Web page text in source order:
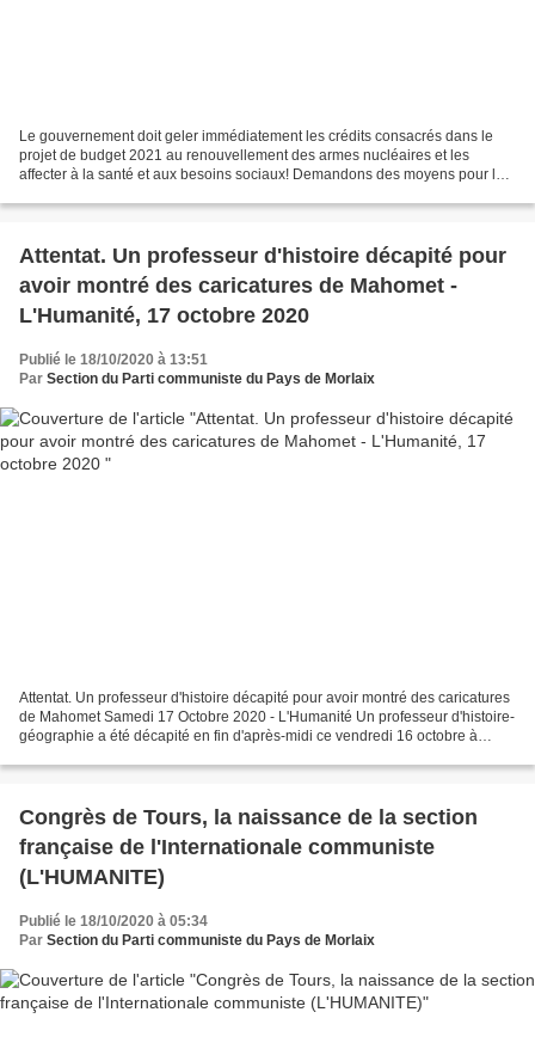
Le gouvernement doit geler immédiatement les crédits consacrés dans le
projet de budget 2021 au renouvellement des armes nucléaires et les
affecter à la santé et aux besoins sociaux! Demandons des moyens pour les
Attentat. Un professeur d'histoire décapité pour
avoir montré des caricatures de Mahomet -
L'Humanité, 17 octobre 2020
Publié le 18/10/2020 à 13:51
Par Section du Parti communiste du Pays de Morlaix
Attentat. Un professeur d'histoire décapité pour avoir montré des caricatures
de Mahomet Samedi 17 Octobre 2020 - L'Humanité Un professeur d'histoire-
géographie a été décapité en fin d'après-midi ce vendredi 16 octobre à
Congrès de Tours, la naissance de la section
française de l'Internationale communiste
(L'HUMANITE)
Publié le 18/10/2020 à 05:34
Par Section du Parti communiste du Pays de Morlaix